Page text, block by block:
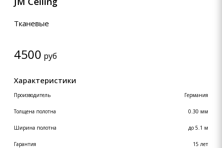
Тканевые
4500 руб
Характеристики
Производитель Германия
Толщена полотна 0.30 мм
Ширина полотна до 5.1 м
Гарантия 15 лет